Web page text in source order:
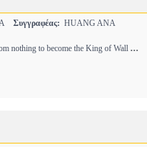
Συγγραφέας: HUANG ANA
nothing to become the King of Wall ...